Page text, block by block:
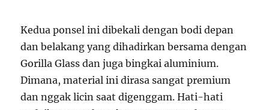
Kedua ponsel ini dibekali dengan bodi depan
dan belakang yang dihadirkan bersama dengan
Gorilla Glass dan juga bingkai aluminium.
Dimana, material ini dirasa sangat premium
dan nggak licin saat digenggam. Hati-hati